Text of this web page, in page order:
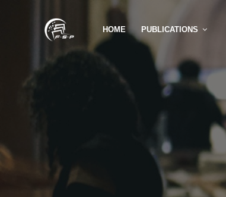
HOME PUBLICATIONS